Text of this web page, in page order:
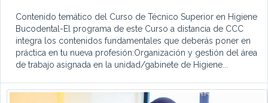
Contenido temático del Curso de Técnico Superior en Higiene
Bucodental-El programa de este Curso a distancia de CCC
integra los contenidos fundamentales que deberás poner en
práctica en tu nueva profesión:Organización y gestión del área
de trabajo asignada en la unidad/gabinete de Higiene...